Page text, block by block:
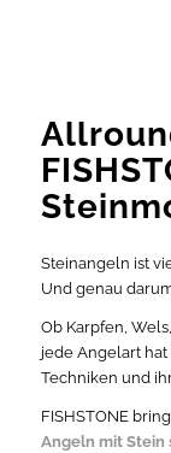
Steinangeln ist
Und genau
Ob Karpfen,
jede Angelart
Techniken und
FISHSTONE
Angeln mit Stein